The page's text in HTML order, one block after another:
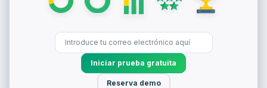
Iniciar prueba gratuita
Reserva demo